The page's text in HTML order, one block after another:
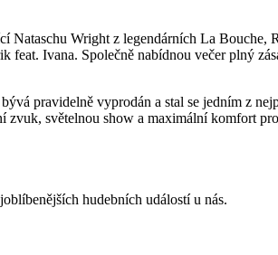
Nataschu Wright z legendárních La
Ivana. Společně nabídnou večer plný
pravidelně vyprodán a stal se jedním z
světelnou show a maximální komfort
hudebních událostí u nás.